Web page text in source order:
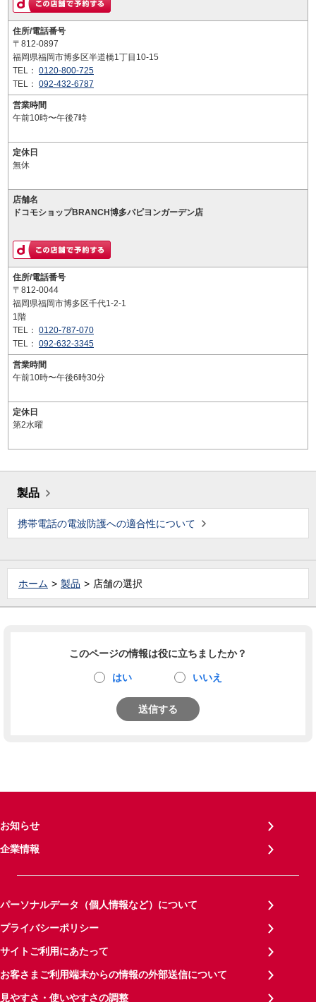
住所/電話番号
〒812-0897
福岡県福岡市博多区半道橋1丁目10-15
TEL： 0120-800-725
TEL： 092-432-6787
営業時間
午前10時〜午後7時
定休日
無休
店舗名
ドコモショップBRANCH博多パピヨンガーデン店
住所/電話番号
〒812-0044
福岡県福岡市博多区千代1-2-1
1階
TEL： 0120-787-070
TEL： 092-632-3345
営業時間
午前10時〜午後6時30分
定休日
第2水曜
製品
携帯電話の電波防護への適合性について
ホーム 製品 店舗の選択
このページの情報は役に立ちましたか？
はい いいえ
送信する
お知らせ
企業情報
パーソナルデータ（個人情報など）について
プライバシーポリシー
サイトご利用にあたって
お客さまご利用端末からの情報の外部送信について
見やすさ・使いやすさの調整